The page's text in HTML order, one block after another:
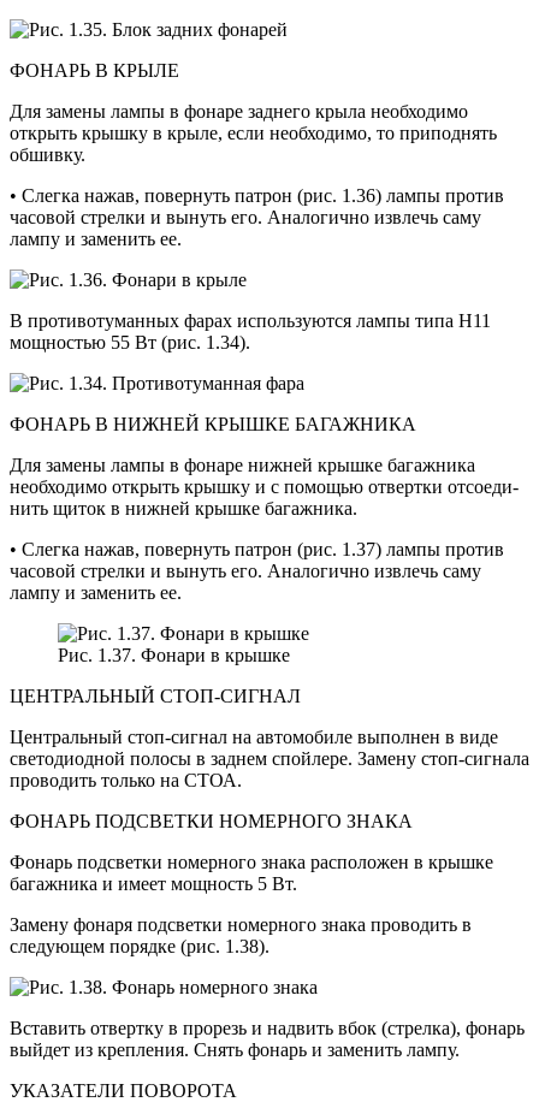
ФОНАРЬ В КРЫЛЕ
Для замены лампы в фонаре заднего крыла необходимо
открыть крышку в крыле, если необходимо, то припод­нять
обшивку.
• Слегка нажав, повернуть патрон (рис. 1.36) лампы против
часовой стрелки и вынуть его. Аналогично извлечь саму
лампу и заменить ее.
В противотуманных фарах используют­ся лампы типа Н11
мощностью 55 Вт (рис. 1.34).
ФОНАРЬ В НИЖНЕЙ КРЫШКЕ БАГАЖНИКА
Для замены лампы в фонаре нижней крышке багажника
необходимо открыть крышку и с помощью отвертки отсоеди­
нить щиток в нижней крышке багажника.
• Слегка нажав, повернуть патрон (рис. 1.37) лампы против
часовой стрелки и вынуть его. Аналогично извлечь саму
лампу и заменить ее.
Рис. 1.37. Фонари в крышке
ЦЕНТРАЛЬНЫЙ СТОП-СИГНАЛ
Центральный стоп-сигнал на автомоби­ле выполнен в виде
светодиодной по­лосы в заднем спойлере. Замену стоп-сигнала
проводить только на СТОА.
ФОНАРЬ ПОДСВЕТКИ НОМЕРНОГО ЗНАКА
Фонарь подсветки номерного знака расположен в крышке
багажника и имеет мощность 5 Вт.
Замену фонаря подсветки номерного знака проводить в
следующем поряд­ке (рис. 1.38).
Вставить отвертку в прорезь и надвить вбок (стрелка), фонарь
выйдет из крепления. Снять фонарь и заменить лампу.
УКАЗАТЕЛИ ПОВОРОТА